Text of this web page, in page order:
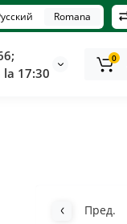
Romana
la 17:30
0
Пред.